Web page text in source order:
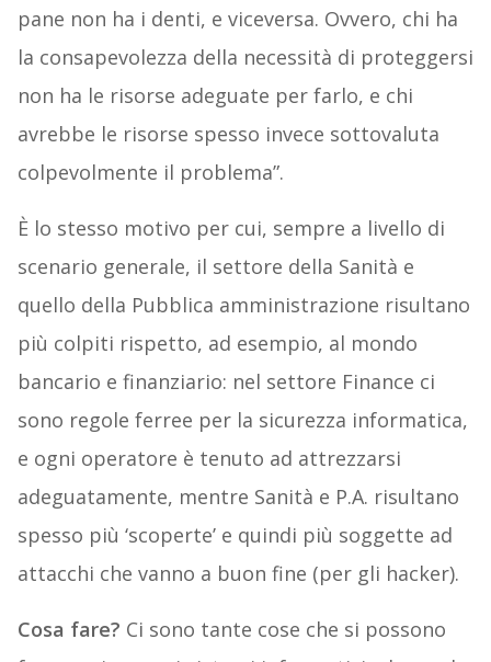
pane non ha i denti, e viceversa. Ovvero, chi ha
la consapevolezza della necessità di proteggersi
non ha le risorse adeguate per farlo, e chi
avrebbe le risorse spesso invece sottovaluta
colpevolmente il problema”.
È lo stesso motivo per cui, sempre a livello di
scenario generale, il settore della Sanità e
quello della Pubblica amministrazione risultano
più colpiti rispetto, ad esempio, al mondo
bancario e finanziario: nel settore Finance ci
sono regole ferree per la sicurezza informatica,
e ogni operatore è tenuto ad attrezzarsi
adeguatamente, mentre Sanità e P.A. risultano
spesso più ‘scoperte’ e quindi più soggette ad
attacchi che vanno a buon fine (per gli hacker).
Cosa fare? Ci sono tante cose che si possono